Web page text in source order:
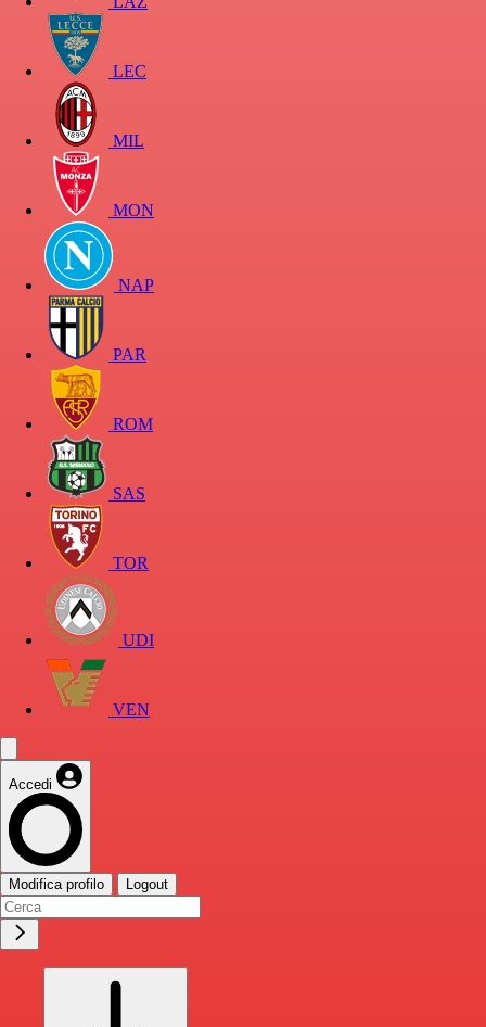
LEC
MIL
MON
NAP
PAR
ROM
SAS
TOR
UDI
VEN
Accedi
Modifica profilo Logout